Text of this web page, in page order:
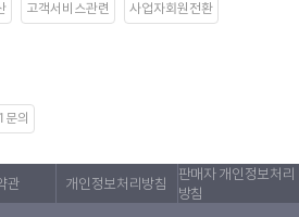
고객서비스관련 사업자회원전환
문의
관 개인정보처리방침
판매자 개인정보처리
방침